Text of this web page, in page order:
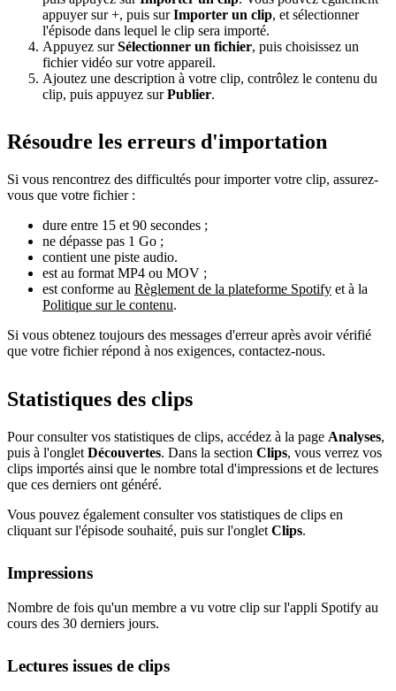
appuyer sur +, puis surImporter un clip, et sélectionner
l'épisode dans lequel le clip sera importé.
Appuyez surSélectionner un fichier, puis choisissez un
fichier vidéo sur votre appareil.
Ajoutez une description à votre clip, contrôlez le contenu du
clip, puis appuyez surPublier.
Résoudre les erreurs d'importation
Si vous rencontrez des difficultés pour importer votre clip, assurez-
vous que votre fichier :
dure entre 15 et 90 secondes ;
ne dépasse pas 1 Go ;
contient une piste audio.
est au format MP4 ou MOV ;
est conforme au Règlement de la plateforme Spotify et à la
Politique sur le contenu.
Si vous obtenez toujours des messages d'erreur après avoir vérifié
que votre fichier répond à nos exigences, contactez-nous.
Statistiques des clips
Pour consulter vos statistiques de clips, accédez à la page Analyses,
puis à l'onglet Découvertes. Dans la section Clips, vous verrez vos
clips importés ainsi que le nombre total d'impressions et de lectures
que ces derniers ont généré.
Vous pouvez également consulter vos statistiques de clips en
cliquant sur l'épisode souhaité, puis sur l'onglet Clips.
Impressions
Nombre de fois qu'un membre a vu votre clip sur l'appli Spotify au
cours des 30 derniers jours.
Lectures issues de clips